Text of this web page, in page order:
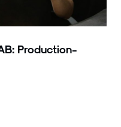
Production-